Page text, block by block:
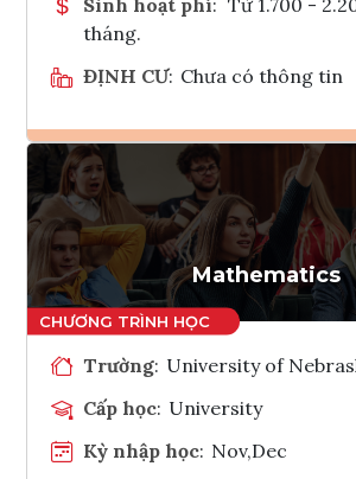
tháng.
ĐỊNH CƯ: Chưa có thông tin
Ghi danh
Tham vấn
Mathematics
Trường: University of
Cấp học: University
Kỳ nhập học: Nov,Dec